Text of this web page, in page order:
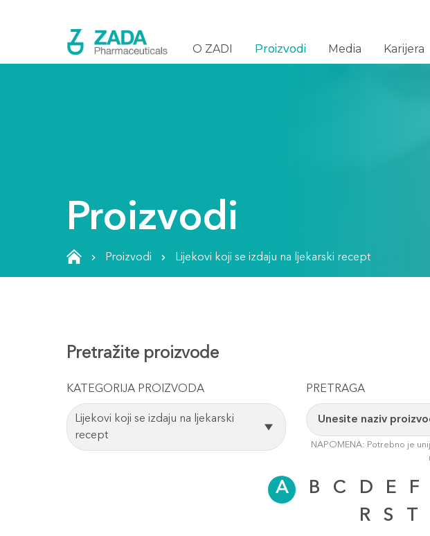
O ZADI Proizvodi Media Karijera
Proizvodi
Proizvodi Lijekovi koji se izdaju na ljekarski recept
Pretražite proizvode
KATEGORIJA PROIZVODA
Lijekovi koji se izdaju na ljekarski
recept
PRETRAGA
NAPOMENA: Potrebno je
A B C D E F
R
S T